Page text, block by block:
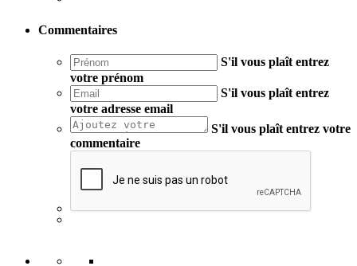
Commentaires
S'il vous plaît entrez
votre prénom
S'il vous plaît entrez
votre adresse email
S'il vous plaît entrez votre
commentaire